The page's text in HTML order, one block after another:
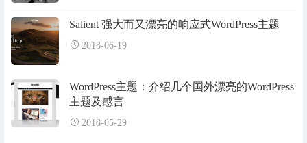
Salient 强大而又漂亮的响应式WordPress主题
2018-06-19
WordPress主题：介绍几个国外漂亮的WordPress
主题及感言
2018-05-29